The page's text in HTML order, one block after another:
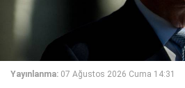
Yayınlanma: 07 Ağustos 2026 Cuma 14:31